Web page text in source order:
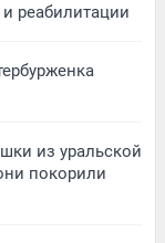
реабилитации
из уральской
покорили